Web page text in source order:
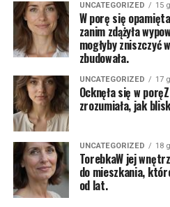
UNCATEGORIZED 15
W porę się
zanim zdążyła
mogłyby
zbudowała.
UNCATEGORIZED 17
Ocknęła się w
zrozumiała, jak
UNCATEGORIZED 18
TorebkaW jej
do mieszkania,
od lat.